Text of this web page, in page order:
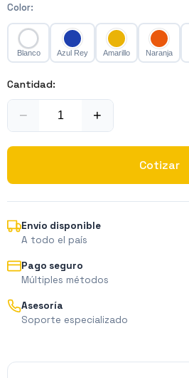
Color:
Blanco Azul Rey Amarillo Naranja
Cantidad:
− +
Cotizar
Envío disponible
A todo el país
Pago seguro
Múltiples métodos
Asesoría
Soporte especializado